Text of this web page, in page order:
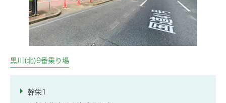
黒川(北)9番乗り場
幹栄1